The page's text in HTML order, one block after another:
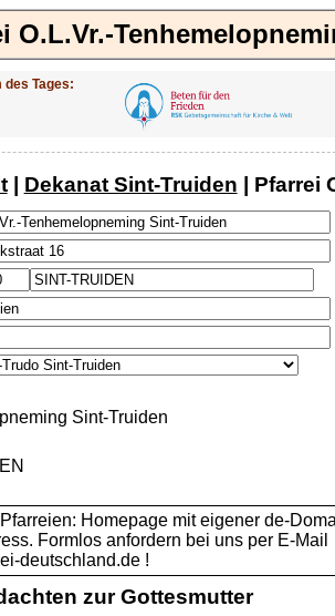
O.L.Vr.-
des Tages:
| Dekanat Sint-Truiden | Pfarrei
Sint-Truiden
Homepage mit eigener de-
Formlos anfordern bei uns per E-Mail
deutschland.de !
zur Gottesmutter